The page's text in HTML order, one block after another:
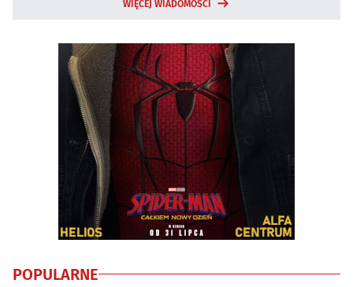
WIĘCEJ WIADOMOŚCI
POPULARNE